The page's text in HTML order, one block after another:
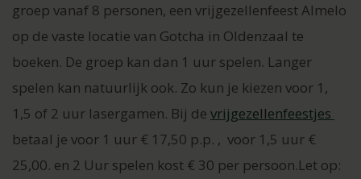
groep vanaf 8 personen, een vrijgezellenfeest Almelo
op de vaste locatie van Gotcha in Oldenzaal te
boeken. De groep kan dan 1 uur spelen. Langer
spelen kan natuurlijk ook. Zo kun je kiezen voor 1,
1,5 of 2 uur lasergamen. Bij de vrijgezellenfeestjes
betaal je voor 1 uur € 17,50 p.p. , voor 1,5 uur €
25,00. en 2 Uur spelen kost € 30 per persoon.Let op: